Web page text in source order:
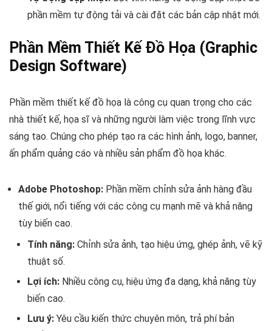
phần mềm tự động tải và cài đặt các bản cập nhật mới.
Phần Mềm Thiết Kế Đồ Họa (Graphic
Design Software)
Phần mềm thiết kế đồ họa là công cụ quan trọng cho các
nhà thiết kế, họa sĩ và những người làm việc trong lĩnh vực
sáng tạo. Chúng cho phép tạo ra các hình ảnh, logo, banner,
ấn phẩm quảng cáo và nhiều sản phẩm đồ họa khác.
Adobe Photoshop: Phần mềm chỉnh sửa ảnh hàng đầu
thế giới, nổi tiếng với các công cụ mạnh mẽ và khả năng
tùy biến cao.
Tính năng: Chỉnh sửa ảnh, tạo hiệu ứng, ghép ảnh, vẽ kỹ
thuật số.
Lợi ích: Nhiều công cụ, hiệu ứng đa dạng, khả năng tùy
biến cao.
Lưu ý: Yêu cầu kiến thức chuyên môn, trả phí bản